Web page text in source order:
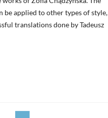
be applied to other types of style,
translations done by Tadeusz